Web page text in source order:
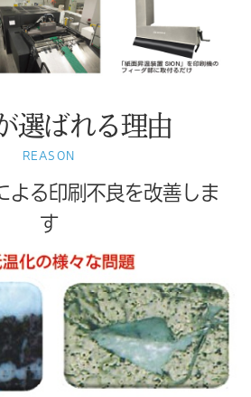
選ばれる理由
REASON
よる印刷不良を改善しま
す